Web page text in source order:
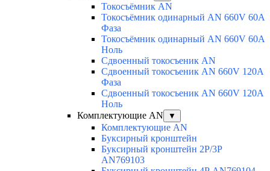
Токосъёмник AN
Токосъёмник одинарный AN 660V 60A
Фаза
Токосъёмник одинарный AN 660V 60A
Ноль
Сдвоенный токосъеник AN
Сдвоенный токосъеник AN 660V 120A
Фаза
Сдвоенный токосъеник AN 660V 120A
Ноль
Комплектующие AN
▼
Комплектующие AN
Буксирный кронштейн
Буксирный кронштейн 2Р/3Р
AN769103